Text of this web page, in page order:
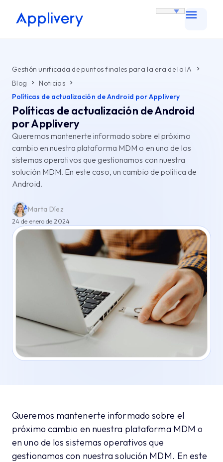
Gestión unificada de puntos finales para la era de la IA
Blog
Noticias
Políticas de actualización de Android por Applivery
Políticas de actualización de Android
por Applivery
Queremos mantenerte informado sobre el próximo
cambio en nuestra plataforma MDM o en uno de los
sistemas operativos que gestionamos con nuestra
solución MDM. En este caso, un cambio de política de
Android.
Marta Díez
24 de enero de 2024
Queremos mantenerte informado sobre el
próximo cambio en nuestra plataforma MDM o
en uno de los sistemas operativos que
gestionamos con nuestra solución MDM. En este